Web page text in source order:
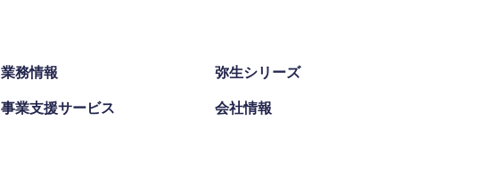
業務情報
事業支援サービス
弥生シリーズ
会社情報